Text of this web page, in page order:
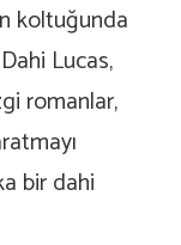
koltuğunda
Lucas,
romanlar,
bir dahi